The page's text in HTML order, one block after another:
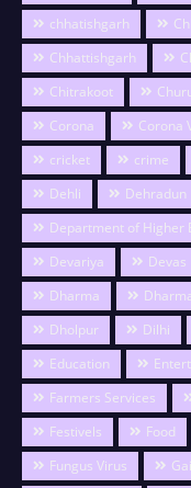
chhatishgarh
Chhattishgarh
Chitrakoot
Corona
Corona
cricket
crime
Dehli
Dehradun
Department of Higher
Devariya
Devas
Dharma
Dholpur
Dilhi
Education
Farmers Services
Festivels
Food
Fungus Virus